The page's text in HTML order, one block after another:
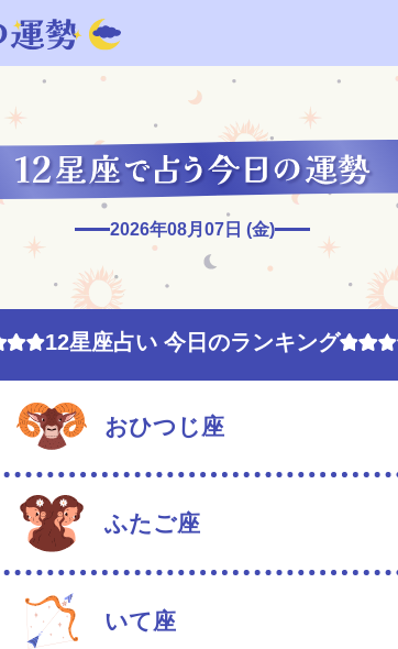
2026年08月07日 (金)
12星座占い 今日のランキング
おひつじ座
ふたご座
いて座